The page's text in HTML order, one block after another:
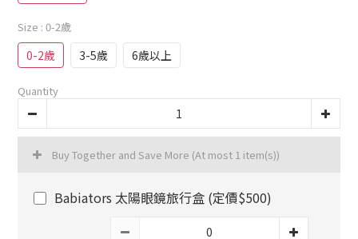
Size : 0-2歲
0-2歲 3-5歲 6歲以上
Quantity
Buy Together and Save More (At most 1 item(s))
Babiators 太陽眼鏡旅行盒 (定價$500)